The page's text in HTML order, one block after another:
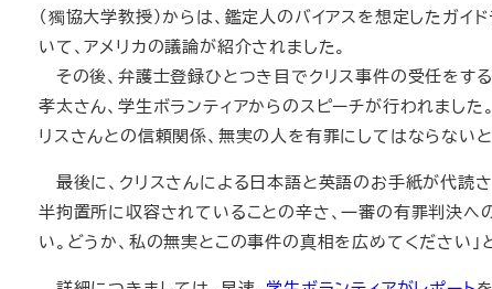
（獨協大学教授）からは、鑑定人のバイアスを想定したガ
いて、アメリカの議論が紹介されました。
その後、弁護士登録ひとつき目でクリス事件の受任をす
孝太さん、学生ボランティアからのスピーチが行われまし
リスさんとの信頼関係、無実の人を有罪にしてはならない
最後に、クリスさんによる日本語と英語のお手紙が代読
半拘置所に収容されていることの辛さ、一審の有罪判決へ
い。どうか、私の無実とこの事件の真相を広めてください」